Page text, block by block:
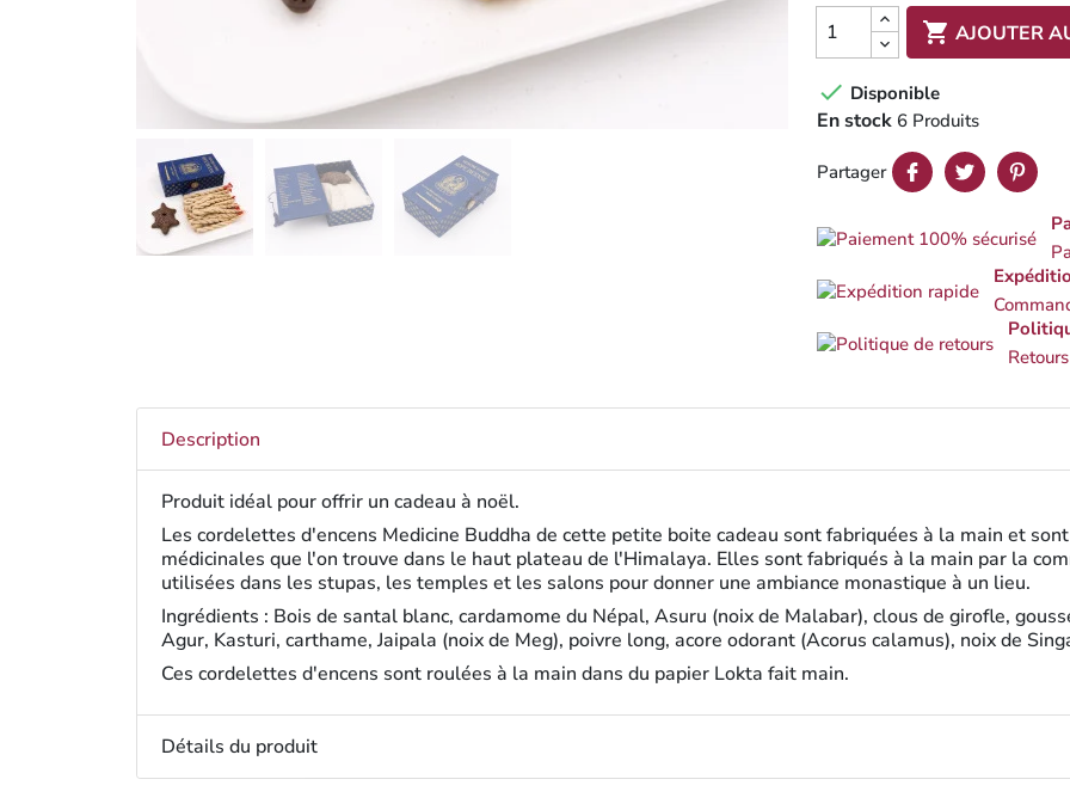
 AJOUTER
 Disponible
En stock 6 Produits
Partager
Description
Produit idéal pour offrir un cadeau à noël.
Les cordelettes d'encens Medicine Buddha de cette petite boite cadeau sont fabriquées à la main et
médicinales que l'on trouve dans le haut plateau de l'Himalaya. Elles sont fabriqués à la main par la
utilisées dans les stupas, les temples et les salons pour donner une ambiance monastique à un lieu.
Ingrédients : Bois de santal blanc, cardamome du Népal, Asuru (noix de Malabar), clous de girofle,
Agur, Kasturi, carthame, Jaipala (noix de Meg), poivre long, acore odorant (Acorus calamus), noix de
Ces cordelettes d'encens sont roulées à la main dans du papier Lokta fait main.
Détails du produit